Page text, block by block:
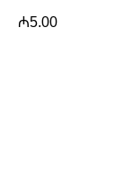
₼5.00